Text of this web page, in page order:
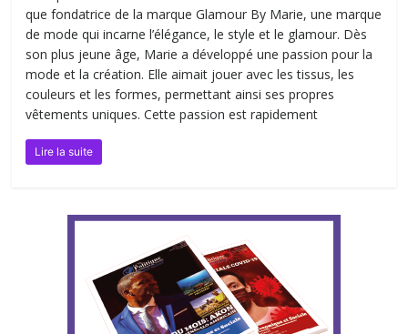
que fondatrice de la marque Glamour By Marie, une marque
de mode qui incarne l’élégance, le style et le glamour. Dès
son plus jeune âge, Marie a développé une passion pour la
mode et la création. Elle aimait jouer avec les tissus, les
couleurs et les formes, permettant ainsi ses propres
vêtements uniques. Cette passion est rapidement
Lire la suite